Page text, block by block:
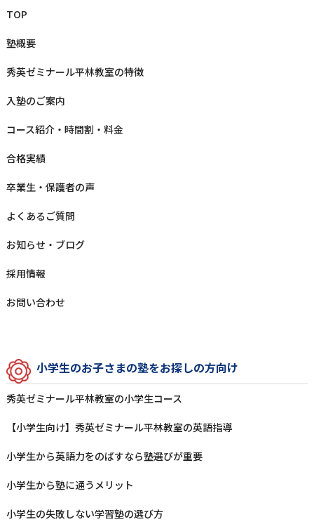
TOP
塾概要
秀英ゼミナール平林教室の特徴
⼊塾のご案内
コース紹介・時間割・料⾦
合格実績
卒業⽣‧保護者の声
よくあるご質問
お知らせ‧ブログ
採⽤情報
お問い合わせ
⼩学⽣のお⼦さまの塾をお探しの⽅向け
秀英ゼミナール平林教室の⼩学⽣コース
【小学生向け】秀英ゼミナール平林教室の英語指導
⼩学⽣から英語⼒をのばすなら塾選びが重要
⼩学⽣から塾に通うメリット
⼩学⽣の失敗しない学習塾の選び⽅